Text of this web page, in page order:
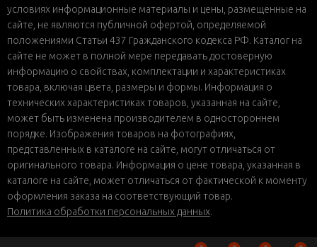
условиях информационные материалы и цены, размещенные на
сайте, не являются публичной офертой, определяемой
положениями Статьи 437 Гражданского кодекса РФ. Каталог на
сайте не может в полной мере передавать достоверную
информацию о свойствах, комплектации и характеристиках
товара, включая цвета, размеры и формы. Информация о
технических характеристиках товаров, указанная на сайте,
может быть изменена производителем в одностороннем
порядке. Изображения товаров на фотографиях,
представленных в каталоге на сайте, могут отличаться от
оригинального товара. Информация о цене товара, указанная в
каталоге на сайте, может отличаться от фактической к моменту
оформления заказа на соответствующий товар.
Политика обработки персональных данных.